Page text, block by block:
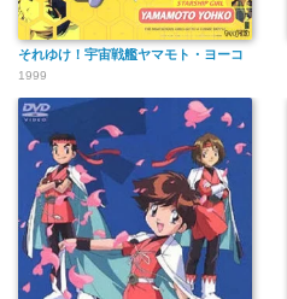
それゆけ！宇宙戦艦ヤマモト・ヨーコ
1999